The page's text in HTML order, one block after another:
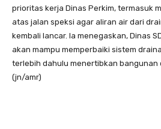
prioritas kerja Dinas Perkim, termasuk
atas jalan speksi agar aliran air dari
kembali lancar. Ia menegaskan, Dinas
akan mampu memperbaiki sistem
terlebih dahulu menertibkan bangunan
(jn/amr)